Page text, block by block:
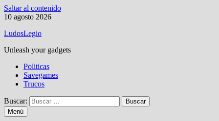
Saltar al contenido
10 agosto 2026
LudosLegio
Unleash your gadgets
Politicas
Savegames
Trucos
Buscar:
Menú